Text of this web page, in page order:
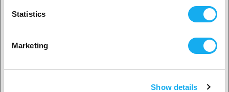
Statistics
Marketing
Show details